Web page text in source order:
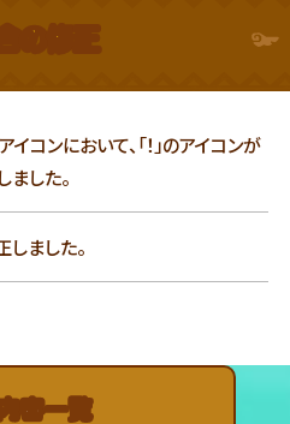
の修正
イコンにおいて、「！」のアイコンが
した。
ました。
容一覧